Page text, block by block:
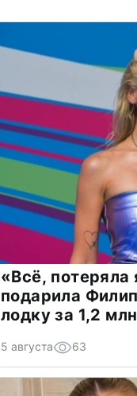
«Всё,
подарила
лодку за 1,2
5 августа 63